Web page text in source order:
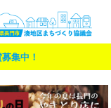
集中！